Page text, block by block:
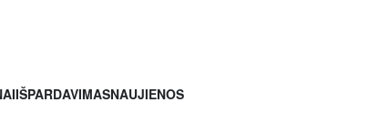
IŠPARDAVIMASNAUJIENOS